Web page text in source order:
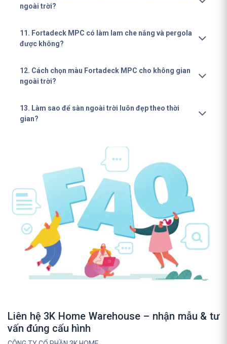
ngoài trời?
11. Fortadeck MPC có làm lam che nắng và pergola
được không?
12. Cách chọn màu Fortadeck MPC cho không gian
ngoài trời?
13. Làm sao để sàn ngoài trời luôn đẹp theo thời
gian?
Liên hệ 3K Home Warehouse – nhận mẫu & tư
vấn đúng cấu hình